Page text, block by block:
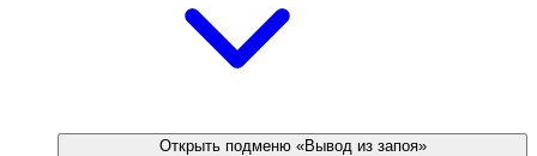
Открыть подменю «Вывод из запоя»